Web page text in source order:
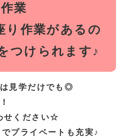
作業
り作業があるの
つけられます♪
見学だけでも◎
せください☆
プライベートも充実♪